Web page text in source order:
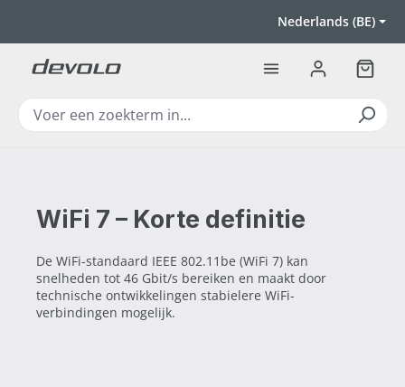
Nederlands (BE)
WiFi 7 – Korte definitie
De WiFi-standaard IEEE 802.11be (WiFi 7) kan
snelheden tot 46 Gbit/s bereiken en maakt door
technische ontwikkelingen stabielere WiFi-
verbindingen mogelijk.